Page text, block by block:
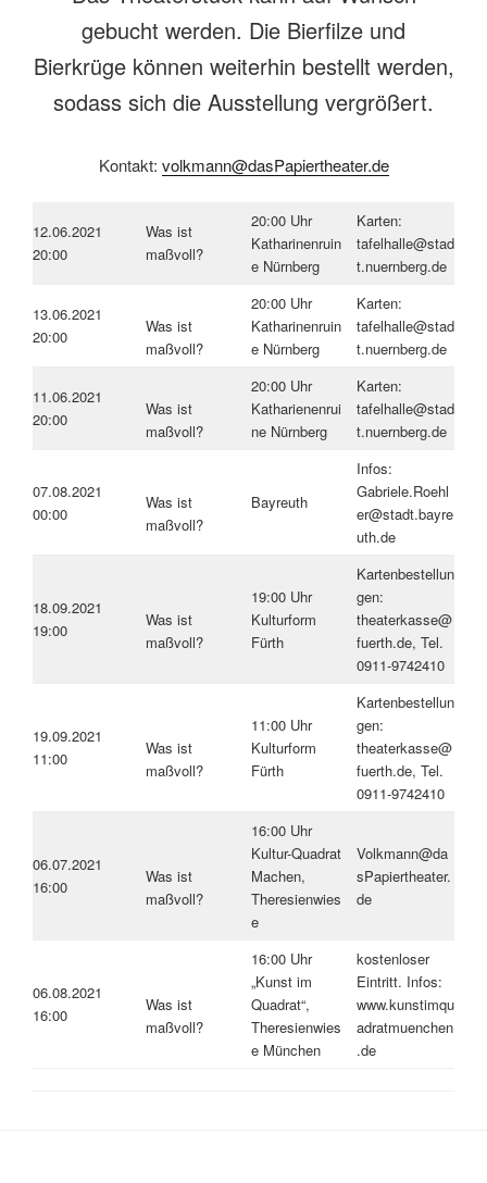
gebucht werden. Die Bierfilze und
Bierkrüge können weiterhin bestellt werden,
sodass sich die Ausstellung vergrößert.
Kontakt: volkmann@dasPapiertheater.de
12.06.2021
20:00
Was ist
maßvoll?
20:00 Uhr
Katharinenruin
e Nürnberg
Karten:
tafelhalle@stad
t.nuernberg.de
13.06.2021
20:00
Was ist
maßvoll?
20:00 Uhr
Katharinenruin
e Nürnberg
Karten:
tafelhalle@stad
t.nuernberg.de
11.06.2021
20:00
Was ist
maßvoll?
20:00 Uhr
Katharienenrui
ne Nürnberg
Karten:
tafelhalle@stad
t.nuernberg.de
07.08.2021
00:00
Was ist
maßvoll?
Bayreuth
Infos:
Gabriele.Roehl
er@stadt.bayre
uth.de
18.09.2021
19:00
Was ist
maßvoll?
19:00 Uhr
Kulturform
Fürth
Kartenbestellun
gen:
theaterkasse@
fuerth.de, Tel.
0911-9742410
19.09.2021
11:00
Was ist
maßvoll?
11:00 Uhr
Kulturform
Fürth
Kartenbestellun
gen:
theaterkasse@
fuerth.de, Tel.
0911-9742410
06.07.2021
16:00
Was ist
maßvoll?
16:00 Uhr
Kultur-Quadrat
Machen,
Theresienwies
e
Volkmann@da
sPapiertheater.
de
06.08.2021
16:00
Was ist
maßvoll?
16:00 Uhr
„Kunst im
Quadrat“,
Theresienwies
e München
kostenloser
Eintritt. Infos:
www.kunstimqu
adratmuenchen
.de